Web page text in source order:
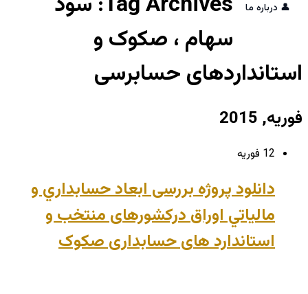
👤 درباره ما
سهام ، صکوک و
استانداردهای حسابرسی
فوریه, 2015
12 فوریه
دانلود پروژه بررسی ابعاد حسابداري و
مالياتي اوراق درکشورهای منتخب و
استاندارد های حسابداری صکوک